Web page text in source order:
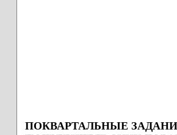
ПОКВАРТАЛЬНЫЕ